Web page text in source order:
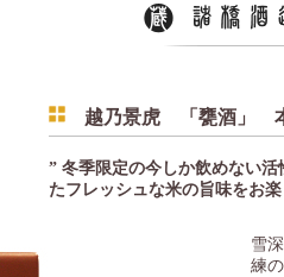
越乃景虎 「甕酒」
” 冬季限定の今しか飲めない
たフレッシュな米の旨味をお
雪
練